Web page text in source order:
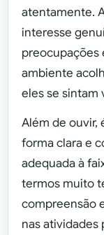
atentamente.
interesse
preocupações
ambiente
eles se sintam
Além de ouvir,
forma clara e
adequada à
termos muito
compreensão
nas atividades